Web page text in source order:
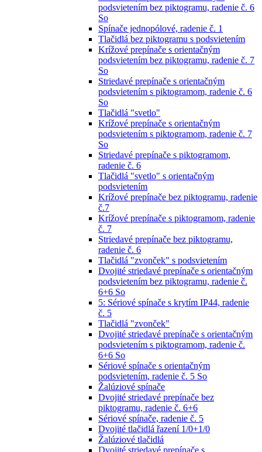
podsvietením bez piktogramu, radenie č. 6
So
Spínače jednopólové, radenie č. 1
Tlačidlá bez piktogramu s podsvietením
Krížové prepínače s orientačným
podsvietením bez piktogramu, radenie č. 7
So
Striedavé prepínače s orientačným
podsvietením s piktogramom, radenie č. 6
So
Tlačidlá "svetlo"
Krížové prepínače s orientačným
podsvietením s piktogramom, radenie č. 7
So
Striedavé prepínače s piktogramom,
radenie č. 6
Tlačidlá "svetlo" s orientačným
podsvietením
Krížové prepínače bez piktogramu, radenie
č.7
Krížové prepínače s piktogramom, radenie
č. 7
Striedavé prepínače bez piktogramu,
radenie č. 6
Tlačidlá "zvonček" s podsvietením
Dvojité striedavé prepínače s orientačným
podsvietením bez piktogramu, radenie č.
6+6 So
5: Sériové spínače s krytím IP44, radenie
č. 5
Tlačidlá "zvonček"
Dvojité striedavé prepínače s orientačným
podsvietením s piktogramom, radenie č.
6+6 So
Sériové spínače s orientačným
podsvietením, radenie č. 5 So
Žalúziové spínače
Dvojité striedavé prepínače bez
piktogramu, radenie č. 6+6
Sériové spínače, radenie č. 5
Dvojité tlačidlá řazení 1/0+1/0
Žalúziové tlačidlá
Dvojité striedavé prepínače s